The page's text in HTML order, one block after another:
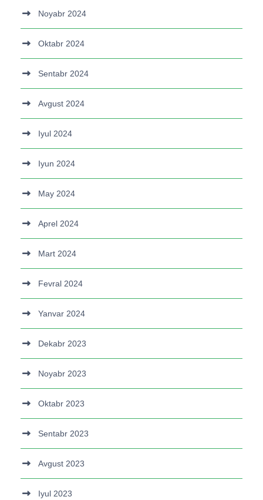
Noyabr 2024
Oktabr 2024
Sentabr 2024
Avgust 2024
Iyul 2024
Iyun 2024
May 2024
Aprel 2024
Mart 2024
Fevral 2024
Yanvar 2024
Dekabr 2023
Noyabr 2023
Oktabr 2023
Sentabr 2023
Avgust 2023
Iyul 2023